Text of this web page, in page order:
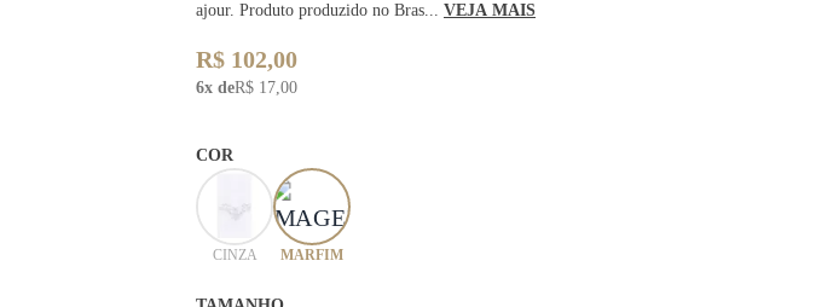
ajour. Produto produzido no Bras... VEJA MAIS
R$ 102,00
6x deR$ 17,00
COR
CINZA MARFIM